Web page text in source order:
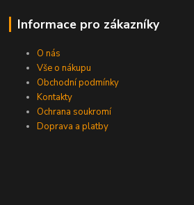
Informace pro zákazníky
O nás
Vše o nákupu
Obchodní podmínky
Kontakty
Ochrana soukromí
Doprava a platby